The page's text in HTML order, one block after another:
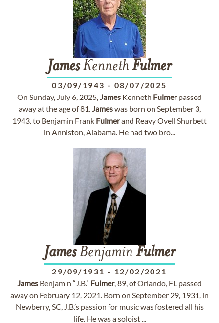
JamesKenneth Fulmer
03/09/1943 - 08/07/2025
On Sunday, July 6, 2025,James Kenneth Fulmerpassed
away at the age of 81.Jameswas born on September 3,
1943, to Benjamin Frank Fulmerand Reavy Ovell Shurbett
in Anniston, Alabama. He had two bro...
JamesBenjamin Fulmer
29/09/1931 - 12/02/2021
James Benjamin “J.B.” Fulmer, 89, of Orlando, FL passed
away on February 12, 2021. Born on September 29, 1931, in
Newberry, SC, J.B.’s passion for music was fostered all his
life. He was a soloist ...